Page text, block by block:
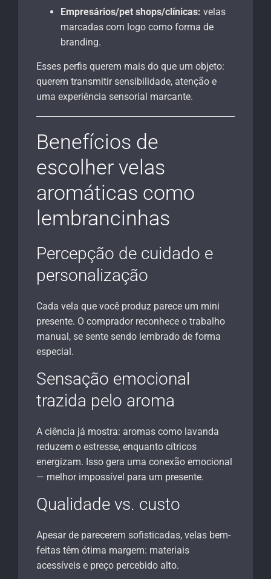
Empresários/pet shops/clínicas: velas
marcadas com logo como forma de
branding.
Esses perfis querem mais do que um objeto:
querem transmitir sensibilidade, atenção e
uma experiência sensorial marcante.
Benefícios de
escolher velas
aromáticas como
lembrancinhas
Percepção de cuidado e
personalização
Cada vela que você produz parece um mini
presente. O comprador reconhece o trabalho
manual, se sente sendo lembrado de forma
especial.
Sensação emocional
trazida pelo aroma
A ciência já mostra: aromas como lavanda
reduzem o estresse, enquanto cítricos
energizam. Isso gera uma conexão emocional
— melhor impossível para um presente.
Qualidade vs. custo
Apesar de parecerem sofisticadas, velas bem-
feitas têm ótima margem: materiais
acessíveis e preço percebido alto.